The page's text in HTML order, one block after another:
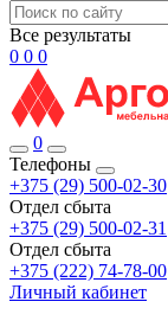
Все результаты
0 0 0
0
Телефоны
+375 (29) 500-02-30
Отдел сбыта
+375 (29) 500-02-31
Отдел сбыта
+375 (222) 74-78-00
Личный кабинет